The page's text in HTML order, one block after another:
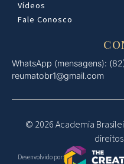
Vídeos
Fale Conosco
WhatsApp (mensagens):
reumatobr1@gmail.com
© 2026 Academia
Desenvolvido por: